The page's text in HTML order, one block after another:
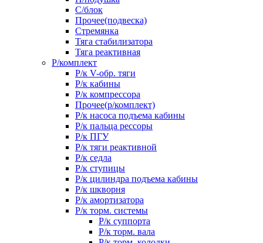
С/блок
Прочее(подвеска)
Стремянка
Тяга стабилизатора
Тяга реактивная
Р/комплект
Р/к V-обр. тяги
Р/к кабины
Р/к компрессора
Прочее(р/комплект)
Р/к насоса подъема кабины
Р/к пальца рессоры
Р/к ПГУ
Р/к тяги реактивной
Р/к седла
Р/к ступицы
Р/к цилиндра подъема кабины
Р/к шкворня
Р/к амортизатора
Р/к торм. системы
Р/к суппорта
Р/к торм. вала